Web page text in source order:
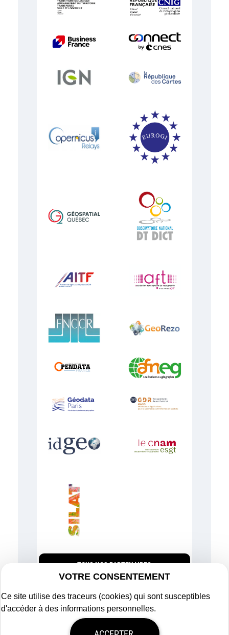
TOUS NOS PARTENAIRES
VOTRE CONSENTEMENT
Ce site utilise des traceurs (cookies) qui sont susceptibles
d'accéder à des informations personnelles.